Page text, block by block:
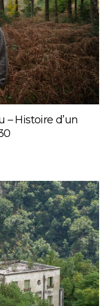
– Histoire d’un